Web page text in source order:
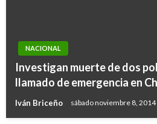
NACIONAL
Investigan muerte de dos
llamado de emergencia en
Iván Briceño sábado noviembre 8, 2014